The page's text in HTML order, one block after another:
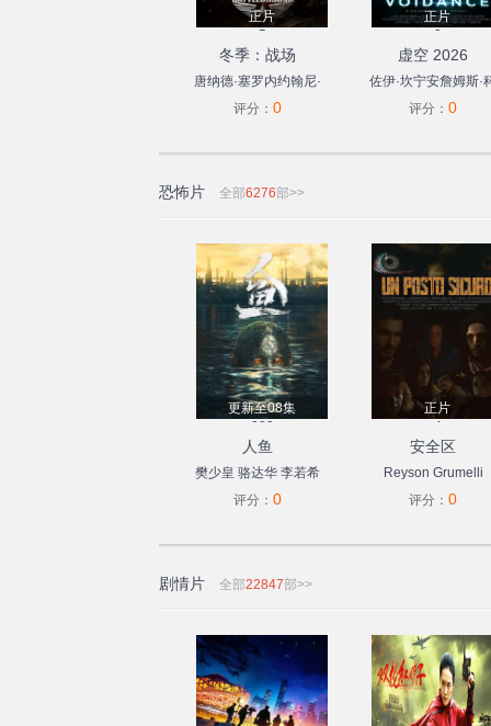
正片
5
冬季：战场
唐纳德·塞罗内约翰尼·
梅斯纳凯莉·吉尔伯特
评分： 0
正片
3
虚空 2026
佐伊·坎宁安詹姆斯·
斯莫埃洛伊斯·洛弗
评分： 0
恐怖片 全部6276部>>
更新至08集
289
人鱼
樊少皇 骆达华 李若希
再米热·艾海提
评分： 0
正片
4
安全区
Reyson Grumelli
Francesca Luce
Mirco Di Centa
Bruscoli Gabriele
Martino Claudio
评分： 0
剧情片 全部22847部>>